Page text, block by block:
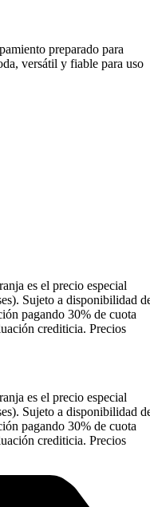
preparado para
versátil y fiable para uso
es el precio especial
Sujeto a disponibilidad
pagando 30% de cuota
crediticia. Precios
es el precio especial
Sujeto a disponibilidad
pagando 30% de cuota
crediticia. Precios